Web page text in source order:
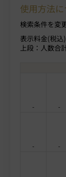
使用方法
検索条件を変
表示料金(税
上段：人数合
- -
- -